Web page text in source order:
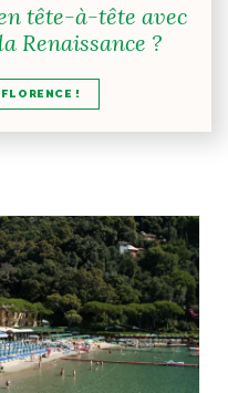
tête-à-tête avec
Renaissance ?
!